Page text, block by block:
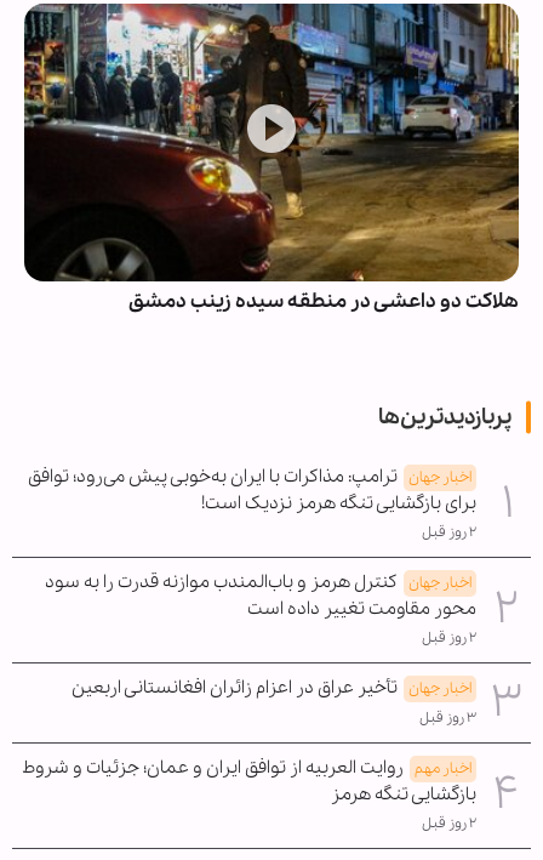
هلاکت دو داعشی در منطقه سیده زینب دمشق
پربازدیدترین‌ها
اخبار جهان ترامپ: مذاکرات با ایران به‌خوبی پیش می‌رود؛ توافق
برای بازگشایی تنگه هرمز نزدیک است!
۲ روز قبل
اخبار جهان کنترل هرمز و باب‌المندب موازنه قدرت را به سود
محور مقاومت تغییر داده است
۲ روز قبل
اخبار جهان تأخیر عراق در اعزام زائران افغانستانی اربعین
۳ روز قبل
اخبار مهم روایت العربیه از توافق ایران و عمان؛ جزئیات و شروط
بازگشایی تنگه هرمز
۲ روز قبل